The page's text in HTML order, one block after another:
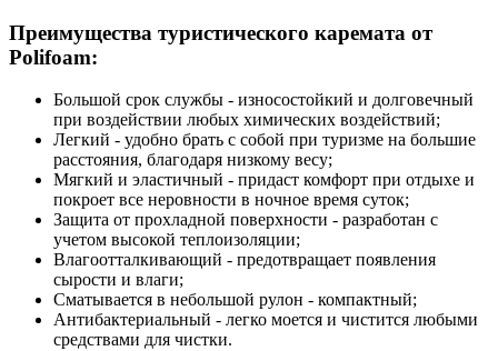
Преимущества туристического каремата от
Polifoam:
Большой срок службы - износостойкий и долговечный
при воздействии любых химических воздействий;
Легкий - удобно брать с собой при туризме на большие
расстояния, благодаря низкому весу;
Мягкий и эластичный - придаст комфорт при отдыхе и
покроет все неровности в ночное время суток;
Защита от прохладной поверхности - разработан с
учетом высокой теплоизоляции;
Влагоотталкивающий - предотвращает появления
сырости и влаги;
Сматывается в небольшой рулон - компактный;
Антибактериальный - легко моется и чистится любыми
средствами для чистки.